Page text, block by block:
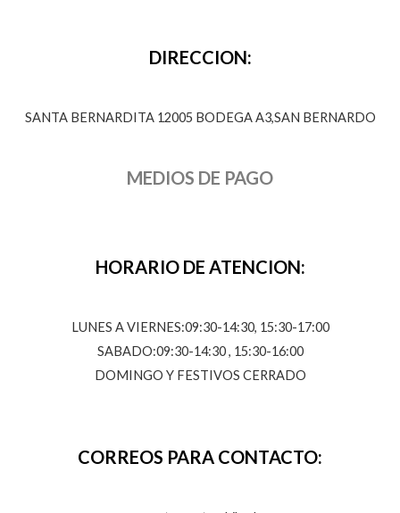
DIRECCION:
SANTA BERNARDITA 12005 BODEGA A3,SAN BERNARDO
MEDIOS DE PAGO
HORARIO DE ATENCION:
LUNES A VIERNES:09:30-14:30, 15:30-17:00
SABADO:09:30-14:30 , 15:30-16:00
DOMINGO Y FESTIVOS CERRADO
CORREOS PARA CONTACTO: